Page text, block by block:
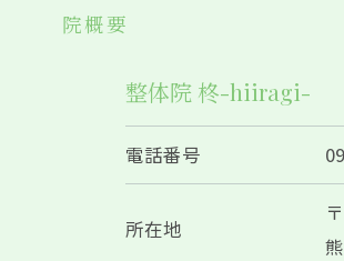
院概要
整体院 柊-hiiragi-
電話番号
所在地